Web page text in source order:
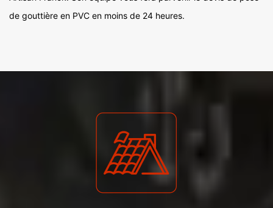
de gouttière en PVC en moins de 24 heures.